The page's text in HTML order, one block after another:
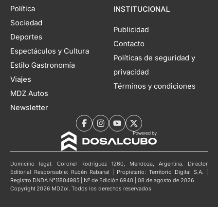
Política
Sociedad
Deportes
Espectáculos y Cultura
Estilo Gastronomía
Viajes
MDZ Autos
Newsletter
INSTITUCIONAL
Publicidad
Contacto
Políticas de seguridad y
privacidad
Términos y condiciones
Domicilio legal: Coronel Rodríguez 1260, Mendoza, Argentina. Director
Editorial Responsable: Rubén Rabanal | Propietario: Territorio Digital S.A. |
Registro DNDA N°11804985 | Nº de Edición 6940 | 08 de agosto de 2026
Copyright 2026 MDZol. Todos los derechos reservados.